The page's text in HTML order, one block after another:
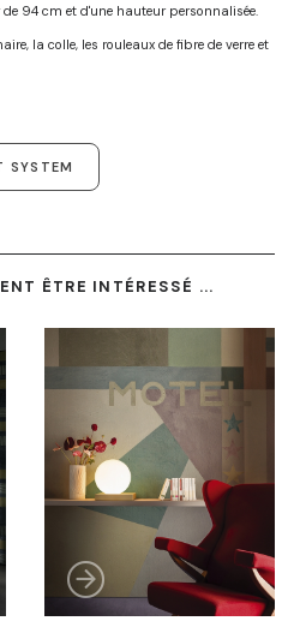
94 cm et d'une hauteur personnalisée.
la colle, les rouleaux de fibre de verre et
SYSTEM
ÊTRE INTÉRESSÉ ...